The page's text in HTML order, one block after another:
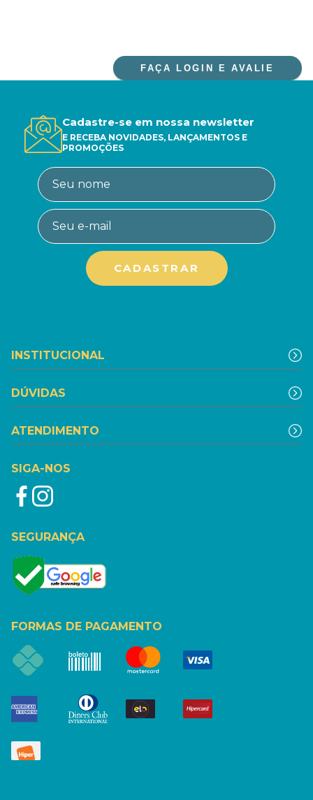
FAÇA LOGIN E AVALIE
Cadastre-se em nossa newsletter
E RECEBA NOVIDADES, LANÇAMENTOS E
PROMOÇÕES
INSTITUCIONAL
DÚVIDAS
ATENDIMENTO
SIGA-NOS
SEGURANÇA
FORMAS DE PAGAMENTO